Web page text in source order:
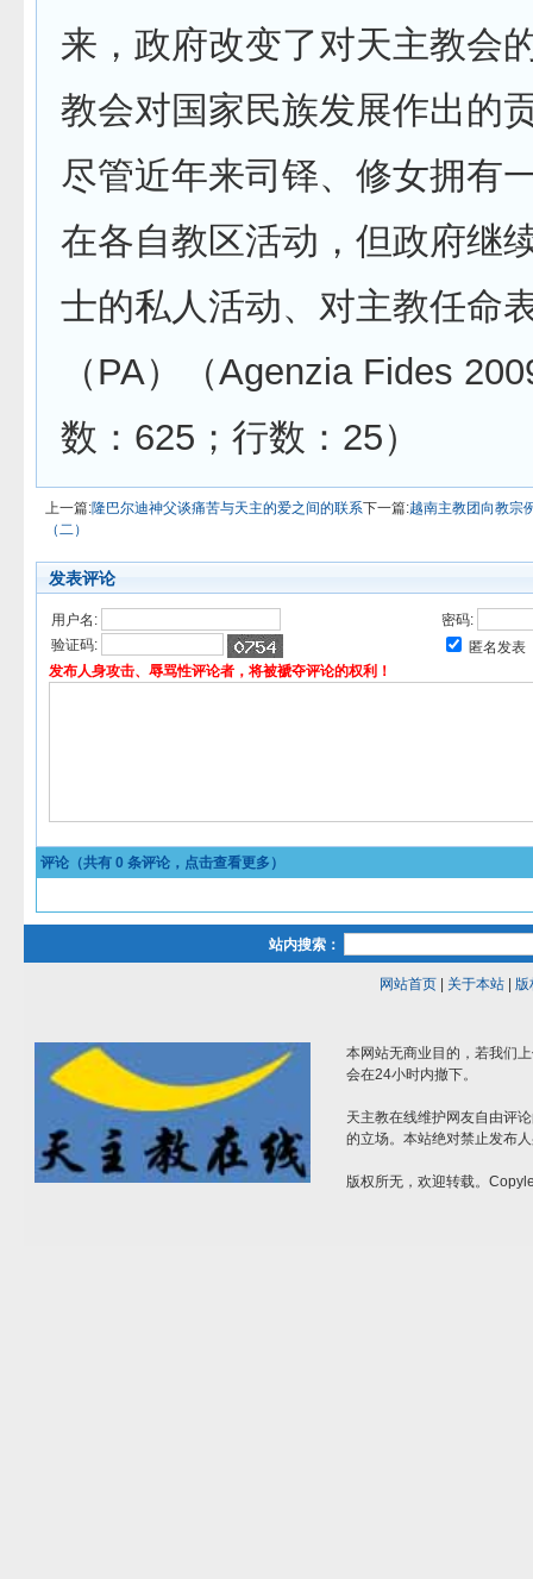
来，政府改变了对天主教会
教会对国家民族发展作出的
尽管近年来司铎、修女拥有
在各自教区活动，但政府继
士的私人活动、对主教任命
（PA）（Agenzia Fides
数：625；行数：25）
上一篇:隆巴尔迪神父谈痛苦与天主的爱之间的联系下一篇:越南主教团向教
（二）
发表评论
用户名:
密码:
验证码:
匿名发表
发布人身攻击、辱骂性评论者，将被褫夺评论的权利！
评论（共有 0 条评论，点击查看更多）
站内搜索：
网站首页| 关于本站| 版
本网站无商业目的，若我们
会在24小时内撤下。
天主教在线维护网友自由评
的立场。本站绝对禁止发布
版权所无，欢迎转载。